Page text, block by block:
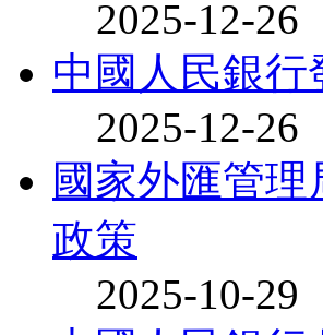
2025-12-26
中國人民銀
2025-12-26
國家外匯管
政策
2025-10-29